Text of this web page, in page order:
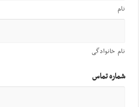
نام
نام خانوادگی
شماره تماس